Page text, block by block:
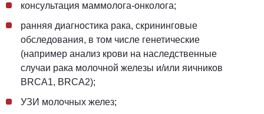
консультация маммолога-онколога;
ранняя диагностика рака, скрининговые
обследования, в том числе генетические
(например анализ крови на наследственные
случаи рака молочной железы и/или яичников
BRСA1, BRСA2);
УЗИ молочных желез;